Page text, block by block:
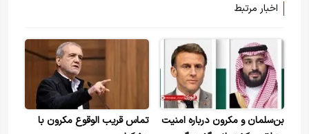
اخبار مرتبط
بن‌سلمان و مکرون درباره امنیت
تماس قریب الوقوع مکرون با